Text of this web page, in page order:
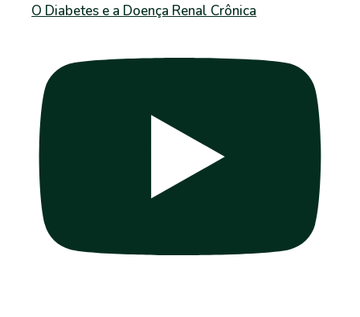
O Diabetes e a Doença Renal Crônica